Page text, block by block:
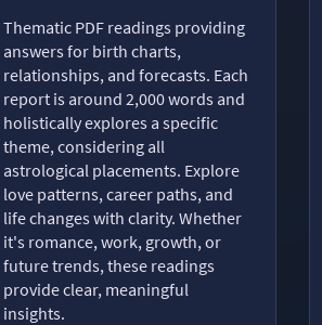
Thematic PDF readings providing
answers for birth charts,
relationships, and forecasts. Each
report is around 2,000 words and
holistically explores a specific
theme, considering all
astrological placements. Explore
love patterns, career paths, and
life changes with clarity. Whether
it's romance, work, growth, or
future trends, these readings
provide clear, meaningful
insights.